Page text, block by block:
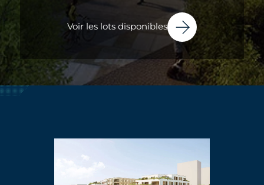
Voir les lots disponibles